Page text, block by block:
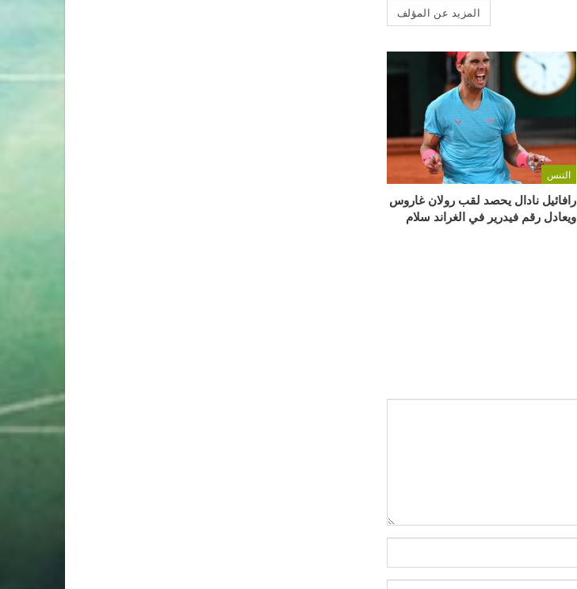
المزيد عن المؤلف
التنس
رافائيل نادال يحصد لقب رولان غاروس
ويعادل رقم فيدرير في الغراند سلام